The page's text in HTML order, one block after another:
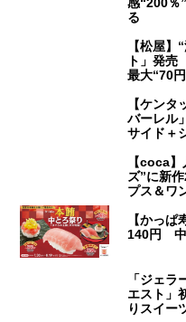
る
【松屋
ト」発
最大“70
【ケン
バーレル
サイド＋
【coca
ズ”に新
プス＆ワ
【かっ
140円 中
「ジェ
エスト」
りスイー